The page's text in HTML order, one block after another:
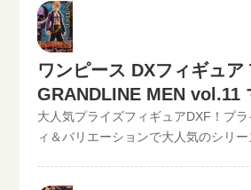
のような入力方法でも仮買取査定が可
る。開催中の買取キャンペーン情報
コチラから↓かんたん買取査定の仮買
たら、無料宅配キット申し込みフォー
ださい。といまるから送料無料の宅配
ら、ダンボールに商品を詰めて、送る
ることなく、お売りになりたいものが
取可能地域は、日本全国どこからでも
す！買取査定価格の振込手数料など全
取中！！2022/06/07更新！《現在、各
が遅れているものがありますが、ご依
は全て最新の相場で改めて買取査定致
ください。》ワンピース DXフィギュ
GRANDLINE MEN vol.10 ウソップ現
円（未開封の場合）
ンピースDXフィギュアの最新買取価
ワンピース DXフィギュア
GRANDLINE MEN vol.11
価格
大人気プライズフィギュアDXF！プ
ィ＆バリエーションで大人気のシリ